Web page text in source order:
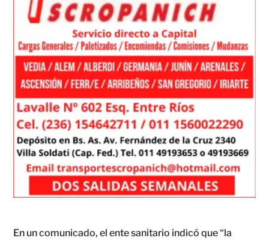
En un comunicado, el ente sanitario indicó que “la